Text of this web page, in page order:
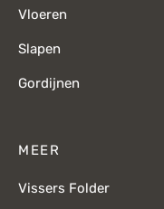
Vloeren
Slapen
Gordijnen
MEER
Vissers Folder